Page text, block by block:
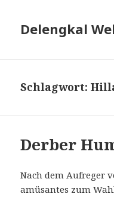
Delengkal
Schlagwort:
Derber
Nach dem Aufreger
amüsantes zum